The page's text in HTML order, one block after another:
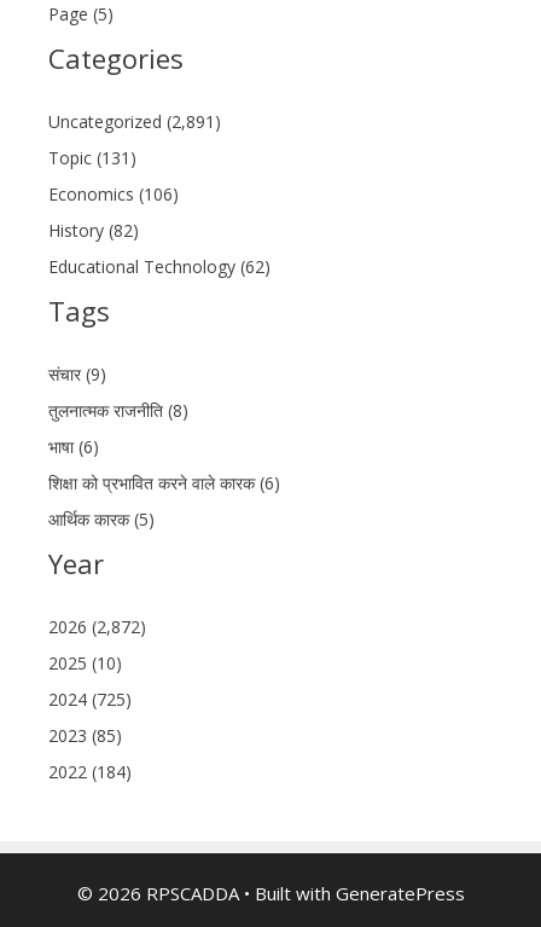
Page (5)
Categories
Uncategorized (2,891)
Topic (131)
Economics (106)
History (82)
Educational Technology (62)
Tags
संचार (9)
तुलनात्मक राजनीति (8)
भाषा (6)
शिक्षा को प्रभावित करने वाले कारक (6)
आर्थिक कारक (5)
Year
2026 (2,872)
2025 (10)
2024 (725)
2023 (85)
2022 (184)
© 2026 RPSCADDA• Built with GeneratePress